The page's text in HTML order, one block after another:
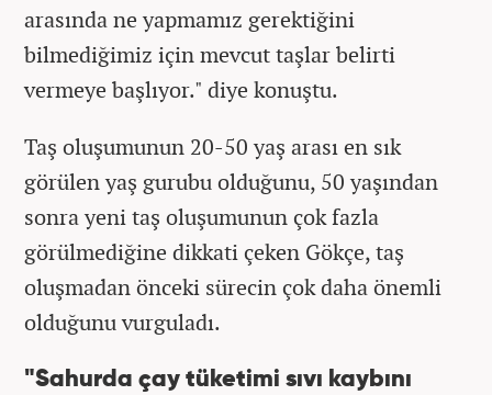
arasında ne yapmamız gerektiğini
bilmediğimiz için mevcut taşlar belirti
vermeye başlıyor." diye konuştu.
Taş oluşumunun 20-50 yaş arası en sık
görülen yaş gurubu olduğunu, 50 yaşından
sonra yeni taş oluşumunun çok fazla
görülmediğine dikkati çeken Gökçe, taş
oluşmadan önceki sürecin çok daha önemli
olduğunu vurguladı.
"Sahurda çay tüketimi sıvı kaybını